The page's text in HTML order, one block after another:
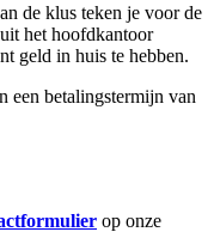
de klus teken je voor de
het hoofdkantoor
geld in huis te hebben.
een betalingstermijn van
op onze